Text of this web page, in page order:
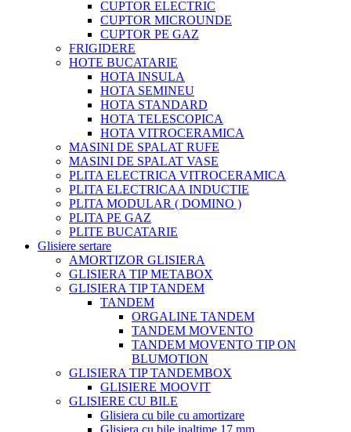
CUPTOR ELECTRIC
CUPTOR MICROUNDE
CUPTOR PE GAZ
FRIGIDERE
HOTE BUCATARIE
HOTA INSULA
HOTA SEMINEU
HOTA STANDARD
HOTA TELESCOPICA
HOTA VITROCERAMICA
MASINI DE SPALAT RUFE
MASINI DE SPALAT VASE
PLITA ELECTRICA VITROCERAMICA
PLITA ELECTRICAA INDUCTIE
PLITA MODULAR ( DOMINO )
PLITA PE GAZ
PLITE BUCATARIE
Glisiere sertare
AMORTIZOR GLISIERA
GLISIERA TIP METABOX
GLISIERA TIP TANDEM
TANDEM
ORGALINE TANDEM
TANDEM MOVENTO
TANDEM MOVENTO TIP ON
BLUMOTION
GLISIERA TIP TANDEMBOX
GLISIERE MOOVIT
GLISIERE CU BILE
Glisiera cu bile cu amortizare
Glisiera cu bile inaltime 17 mm